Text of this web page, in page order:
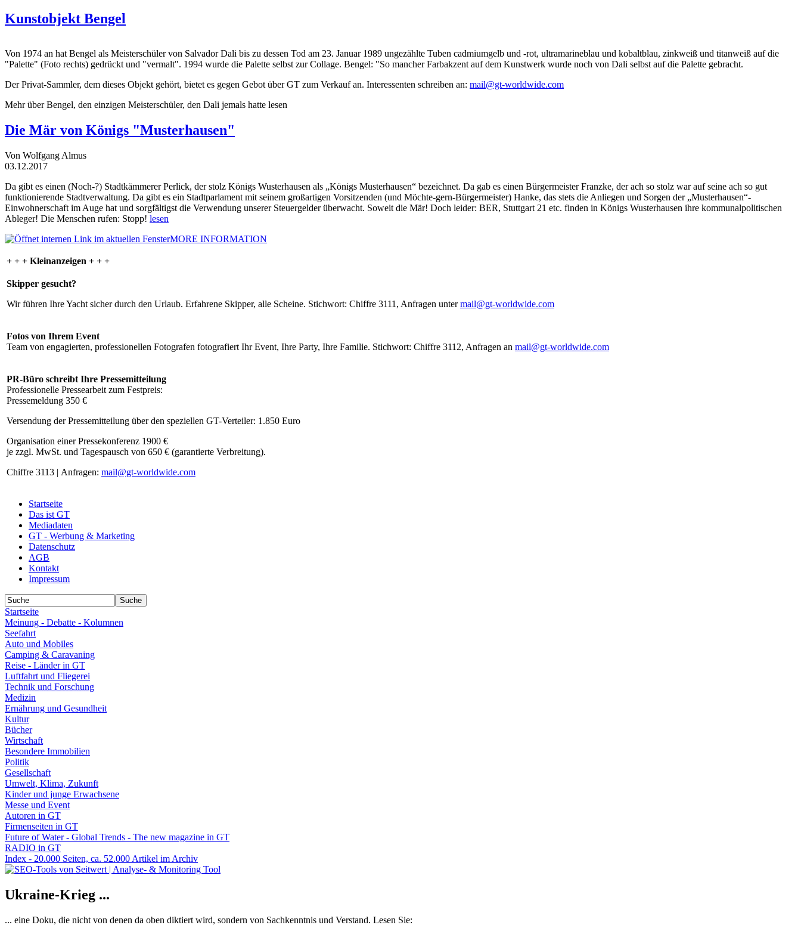
Kunstobjekt Bengel
Von 1974 an hat Bengel als Meisterschüler von Salvador Dali bis zu dessen Tod am 23. Januar 1989 ungezählte Tuben cadmiumgelb und -rot, ultramarineblau und kobaltblau, zinkweiß und titanweiß auf die
"Palette" (Foto rechts) gedrückt und "vermalt". 1994 wurde die Palette selbst zur Collage. Bengel: "So mancher Farbakzent auf dem Kunstwerk wurde noch von Dali selbst auf die Palette gebracht.
Der Privat-Sammler, dem dieses Objekt gehört, bietet es gegen Gebot über GT zum Verkauf an. Interessenten schreiben an: mail@gt-worldwide.com
Mehr über Bengel, den einzigen Meisterschüler, den Dali jemals hatte lesen
Die Mär von Königs "Musterhausen"
Von Wolfgang Almus
03.12.2017
Da gibt es einen (Noch-?) Stadtkämmerer Perlick, der stolz Königs Wusterhausen als „Königs Musterhausen“ bezeichnet. Da gab es einen Bürgermeister Franzke, der ach so stolz war auf seine ach so gut
funktionierende Stadtverwaltung. Da gibt es ein Stadtparlament mit seinem großartigen Vorsitzenden (und Möchte-gern-Bürgermeister) Hanke, das stets die Anliegen und Sorgen der „Musterhausen“-
Einwohnerschaft im Auge hat und sorgfältigst die Verwendung unserer Steuergelder überwacht. Soweit die Mär! Doch leider: BER, Stuttgart 21 etc. finden in Königs Wusterhausen ihre kommunalpolitischen
Ableger! Die Menschen rufen: Stopp! lesen
MORE INFORMATION
+ + + Kleinanzeigen + + +
Skipper gesucht?
Wir führen Ihre Yacht sicher durch den Urlaub. Erfahrene Skipper, alle Scheine. Stichwort: Chiffre 3111, Anfragen untermail@gt-worldwide.com
Fotos von Ihrem Event
Team von engagierten, professionellen Fotografen fotografiert Ihr Event, Ihre Party, Ihre Familie. Stichwort: Chiffre 3112, Anfragen an mail@gt-worldwide.com
PR-Büro schreibt Ihre Pressemitteilung
Professionelle Pressearbeit zum Festpreis:
Pressemeldung 350 €
Versendung der Pressemitteilung über den speziellen GT-Verteiler: 1.850 Euro
Organisation einer Pressekonferenz 1900 €
je zzgl. MwSt. und Tagespausch von 650 € (garantierte Verbreitung).
Chiffre 3113 | Anfragen: mail@gt-worldwide.com
Startseite
Das ist GT
Mediadaten
GT - Werbung & Marketing
Datenschutz
AGB
Kontakt
Impressum
Startseite
Meinung - Debatte - Kolumnen
Seefahrt
Auto und Mobiles
Camping & Caravaning
Reise - Länder in GT
Luftfahrt und Fliegerei
Technik und Forschung
Medizin
Ernährung und Gesundheit
Kultur
Bücher
Wirtschaft
Besondere Immobilien
Politik
Gesellschaft
Umwelt, Klima, Zukunft
Kinder und junge Erwachsene
Messe und Event
Autoren in GT
Firmenseiten in GT
Future of Water - Global Trends - The new magazine in GT
RADIO in GT
Index - 20.000 Seiten, ca. 52.000 Artikel im Archiv
Ukraine-Krieg ...
... eine Doku, die nicht von denen da oben diktiert wird, sondern von Sachkenntnis und Verstand. Lesen Sie: